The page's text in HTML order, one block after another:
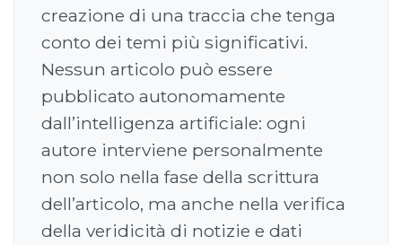
creazione di una traccia che tenga
conto dei temi più significativi.
Nessun articolo può essere
pubblicato autonomamente
dall’intelligenza artificiale: ogni
autore interviene personalmente
non solo nella fase della scrittura
dell’articolo, ma anche nella verifica
della veridicità di notizie e dati